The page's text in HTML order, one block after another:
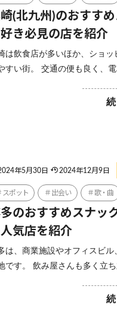
(北九州)のおすす
き必見の店を紹介
は飲食店が多いほか、ショ
すい街。 交通の便も良く、
年5月30日 2024年12月9日
スポット 出会い 歌・曲
のおすすめスナッ
気店を紹介
は、商業施設やオフィスビ
です。 飲み屋さんも多く立